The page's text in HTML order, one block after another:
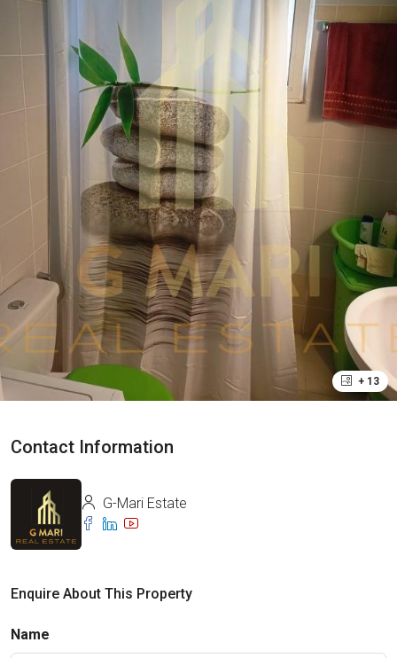
+ 13
Contact Information
G-Mari Estate
Enquire About This Property
Name